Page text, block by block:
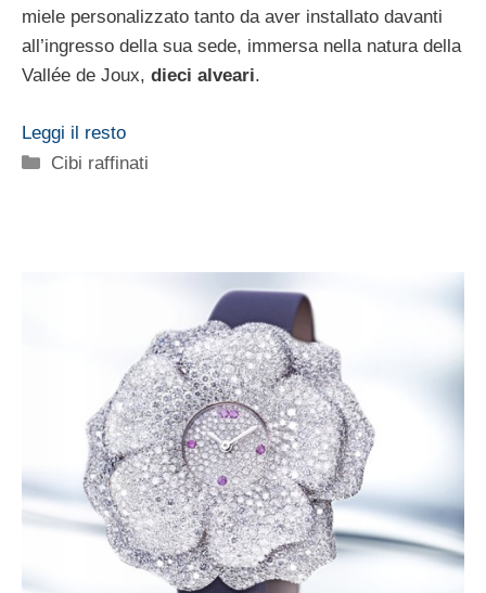
miele personalizzato tanto da aver installato davanti
all’ingresso della sua sede, immersa nella natura della
Vallée de Joux, dieci alveari.
Leggi il resto
Categorie
Cibi raffinati